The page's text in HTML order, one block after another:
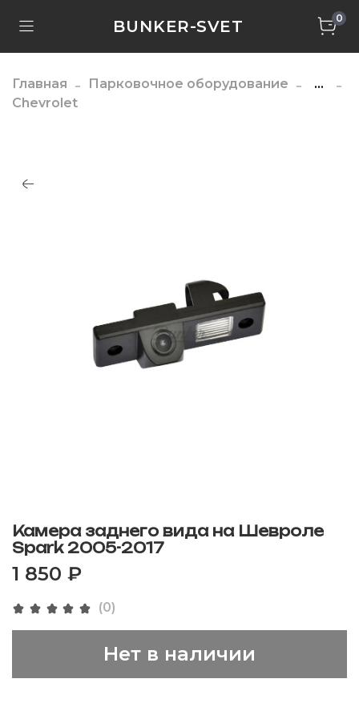
BUNKER-SVET 0
Главная Парковочное оборудование
...
Chevrolet
(0)
Камера заднего вида на Шевроле
Spark 2005-2017
1 850 ₽
Нет в наличии